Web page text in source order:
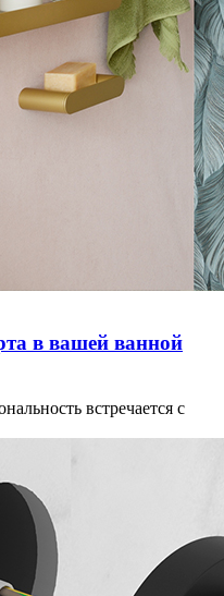
в вашей ванной
встречается с